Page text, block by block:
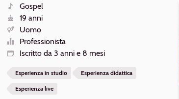
Luogo
Generi
Gospel
Età
19 anni
Sesso
Uomo
Livello
Professionista
Iscritto da 3 anni e 8 mesi
Esperienza in studio Esperienza didattica
Esperienza live